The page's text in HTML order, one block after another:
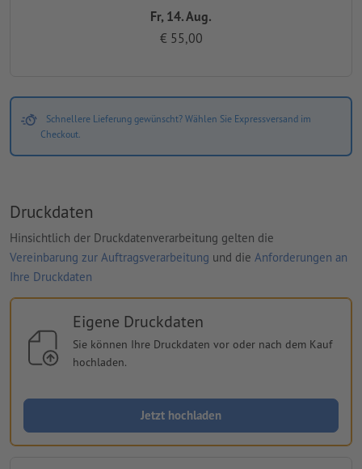
Fr, 14. Aug.
€ 55,00
Schnellere Lieferung gewünscht? Wählen Sie Expressversand im
Checkout.
Druckdaten
Hinsichtlich der Druckdatenverarbeitung gelten die
Vereinbarung zur Auftragsverarbeitung und die Anforderungen an
Ihre Druckdaten
Eigene Druckdaten
Sie können Ihre Druckdaten vor oder nach dem Kauf
hochladen.
Jetzt hochladen